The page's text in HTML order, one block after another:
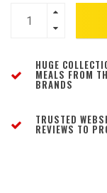
HUGE
MEALS FROM
BRANDS
TRUSTED
REVIEWS TO